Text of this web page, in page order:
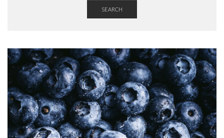
SEARCH